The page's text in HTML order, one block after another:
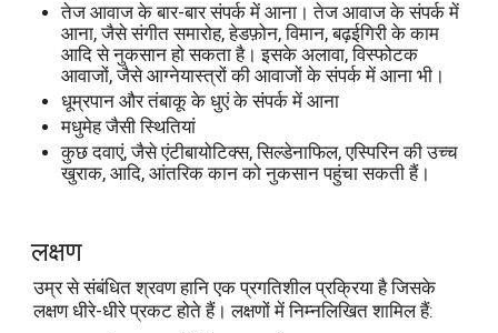
तेज आवाज के बार-बार संपर्क में आना। तेज आवाज के संपर्क में
आना, जैसे संगीत समारोह, हेडफ़ोन, विमान, बढ़ईगिरी के काम
आदि से नुकसान हो सकता है। इसके अलावा, विस्फोटक
आवाजों, जैसे आग्नेयास्त्रों की आवाजों के संपर्क में आना भी।
धूम्रपान और तंबाकू के धुएं के संपर्क में आना
मधुमेह जैसी स्थितियां
कुछ दवाएं, जैसे एंटीबायोटिक्स, सिल्डेनाफिल, एस्पिरिन की उच्च
खुराक, आदि, आंतरिक कान को नुकसान पहुंचा सकती हैं।
लक्षण
उम्र से संबंधित श्रवण हानि एक प्रगतिशील प्रक्रिया है जिसके
लक्षण धीरे-धीरे प्रकट होते हैं। लक्षणों में निम्नलिखित शामिल हैं: